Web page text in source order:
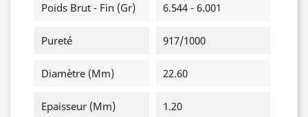
Poids Brut - Fin (gr) 6.544 - 6.001
Pureté 917/1000
Diamètre (mm) 22.60
Epaisseur (mm) 1.20